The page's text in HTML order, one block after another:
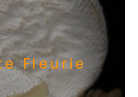
Fleurie